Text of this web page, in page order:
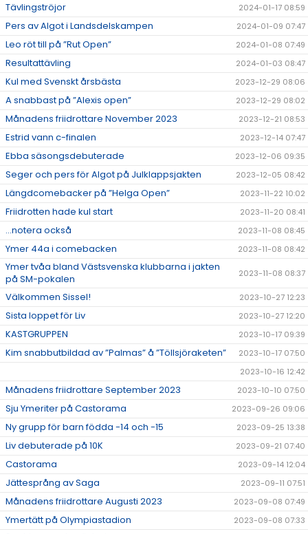
Tävlingströjor 2024-01-17 08:59
Pers av Algot i Landsdelskampen 2024-01-09 07:47
Leo röt till på ”Rut Open” 2024-01-08 07:49
Resultattävling 2024-01-03 08:47
Kul med Svenskt årsbästa 2023-12-29 08:06
A snabbast på ”Alexis open” 2023-12-29 08:02
Månadens friidrottare November 2023 2023-12-21 08:53
Estrid vann c-finalen 2023-12-14 07:47
Ebba säsongsdebuterade 2023-12-06 09:35
Seger och pers för Algot på Julklappsjakten 2023-12-05 08:42
Längdcomebacker på ”Helga Open” 2023-11-22 10:02
Friidrotten hade kul start 2023-11-20 08:41
...notera också 2023-11-08 08:45
Ymer 44a i comebacken 2023-11-08 08:42
Ymer tvåa bland Västsvenska klubbarna i jakten
på SM-pokalen
2023-11-08 08:37
Välkommen Sissel! 2023-10-27 12:23
Sista loppet för Liv 2023-10-27 12:20
KASTGRUPPEN 2023-10-17 09:39
Kim snabbutbildad av ”Palmas” å ”Töllsjöraketen”
2023-10-17 07:50
2023-10-16 12:42
Månadens friidrottare September 2023 2023-10-10 07:50
Sju Ymeriter på Castorama 2023-09-26 09:06
Ny grupp för barn födda -14 och -15 2023-09-25 13:38
Liv debuterade på 10K 2023-09-21 07:40
Castorama 2023-09-14 12:04
Jättesprång av Saga 2023-09-11 07:51
Månadens friidrottare Augusti 2023 2023-09-08 07:49
Ymertätt på Olympiastadion 2023-09-08 07:33